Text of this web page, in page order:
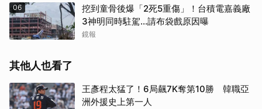
06
挖到童骨後爆「2死5重傷」！台積電嘉義廠
3神明同時駐駕...請布袋戲原因曝
鏡報
其他人也看了
王彥程太猛了！6局飆7K奪第10勝 韓職亞
洲外援史上第一人